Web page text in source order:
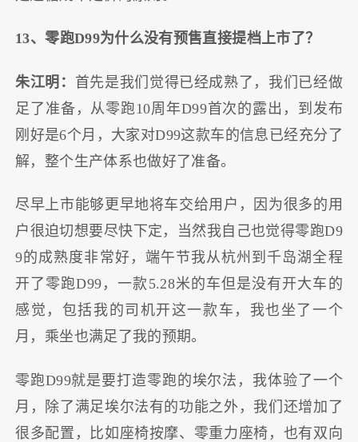
13、零跑D99为什么没有预售直接提档上市了？
朱江明： 首先是我们觉得已经成熟了，我们已经做
足了准备，从零跑10周年D99首次的露出，到发布
刚好是6个月，大家对D99这款车的信息已经充分了
解，整个生产体系也做好了准备。
尽早上市能够更早地将车交给用户，因为很多的用
户很迫切想要尽快下定，当然我自己也觉得零跑D9
9的成熟度非常好，端午节我从杭州到千岛湖全程
开了零跑D99，一款5.28米的车但是没有开大车的
感觉，包括我的司机开这一款车，我也坐了一个
月，乘坐也满足了我的预期。
零跑D99就是要打造零跑的埃尔法，我体验了一个
月，除了满足埃尔法有的功能之外，我们还增加了
很多配置，比如座椅按摩、零重力座椅，也有双向